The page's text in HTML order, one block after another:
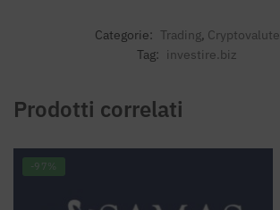
Categorie: Trading, Cryptovalute
Tag: investire.biz
Prodotti correlati
-97%